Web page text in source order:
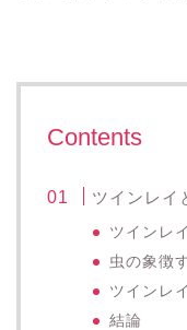
Contents
ツインレイ
ツインレ
虫の象徴
ツインレ
結論